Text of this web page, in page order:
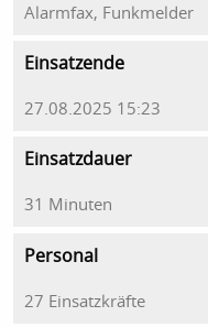
Alarmfax, Funkmelder
Einsatzende
27.08.2025 15:23
Einsatzdauer
31 Minuten
Personal
27 Einsatzkräfte